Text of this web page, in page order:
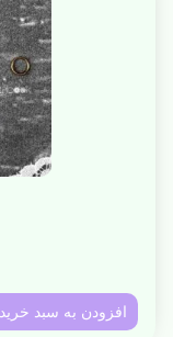
افزودن به سبد خرید